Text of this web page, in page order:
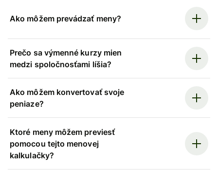
Ako môžem prevádzať meny?
Prečo sa výmenné kurzy mien
medzi spoločnosťami líšia?
Ako môžem konvertovať svoje
peniaze?
Ktoré meny môžem previesť
pomocou tejto menovej
kalkulačky?